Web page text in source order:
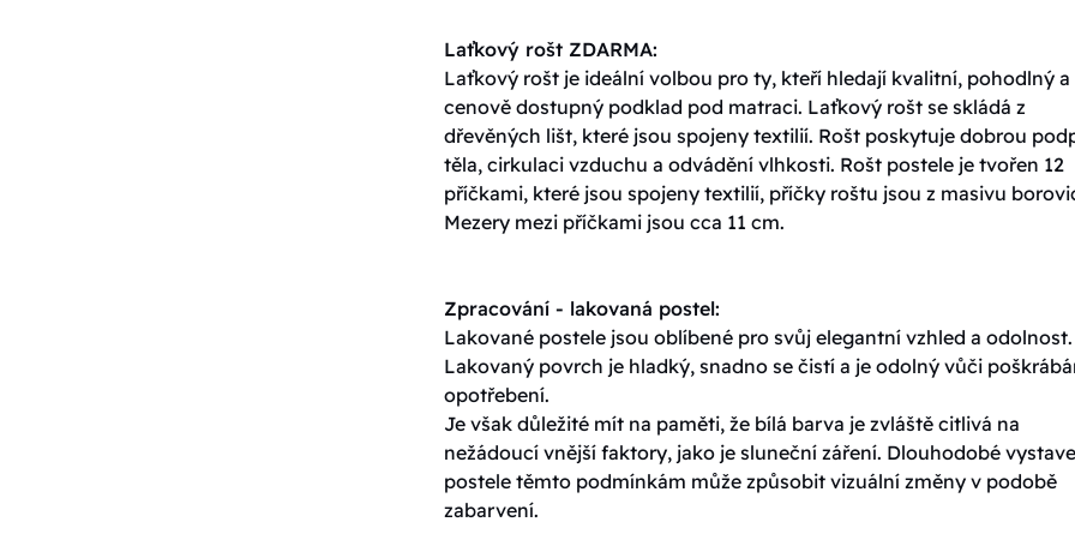
Laťkový rošt ZDARMA:
Laťkový rošt je ideální volbou pro ty, kteří hledají kvalitní, pohodlný a
cenově dostupný podklad pod matraci. Laťkový rošt se skládá z
dřevěných lišt, které jsou spojeny textilií. Rošt poskytuje dobrou
těla, cirkulaci vzduchu a odvádění vlhkosti. Rošt postele je tvořen 12
příčkami, které jsou spojeny textilií, příčky roštu jsou z masivu
Mezery mezi příčkami jsou cca 11 cm.
Zpracování - lakovaná postel:
Lakované postele jsou oblíbené pro svůj elegantní vzhled a odolnost.
Lakovaný povrch je hladký, snadno se čistí a je odolný vůči
opotřebení.
Je však důležité mít na paměti, že bílá barva je zvláště citlivá na
nežádoucí vnější faktory, jako je sluneční záření. Dlouhodobé
postele těmto podmínkám může způsobit vizuální změny v podobě
zabarvení.